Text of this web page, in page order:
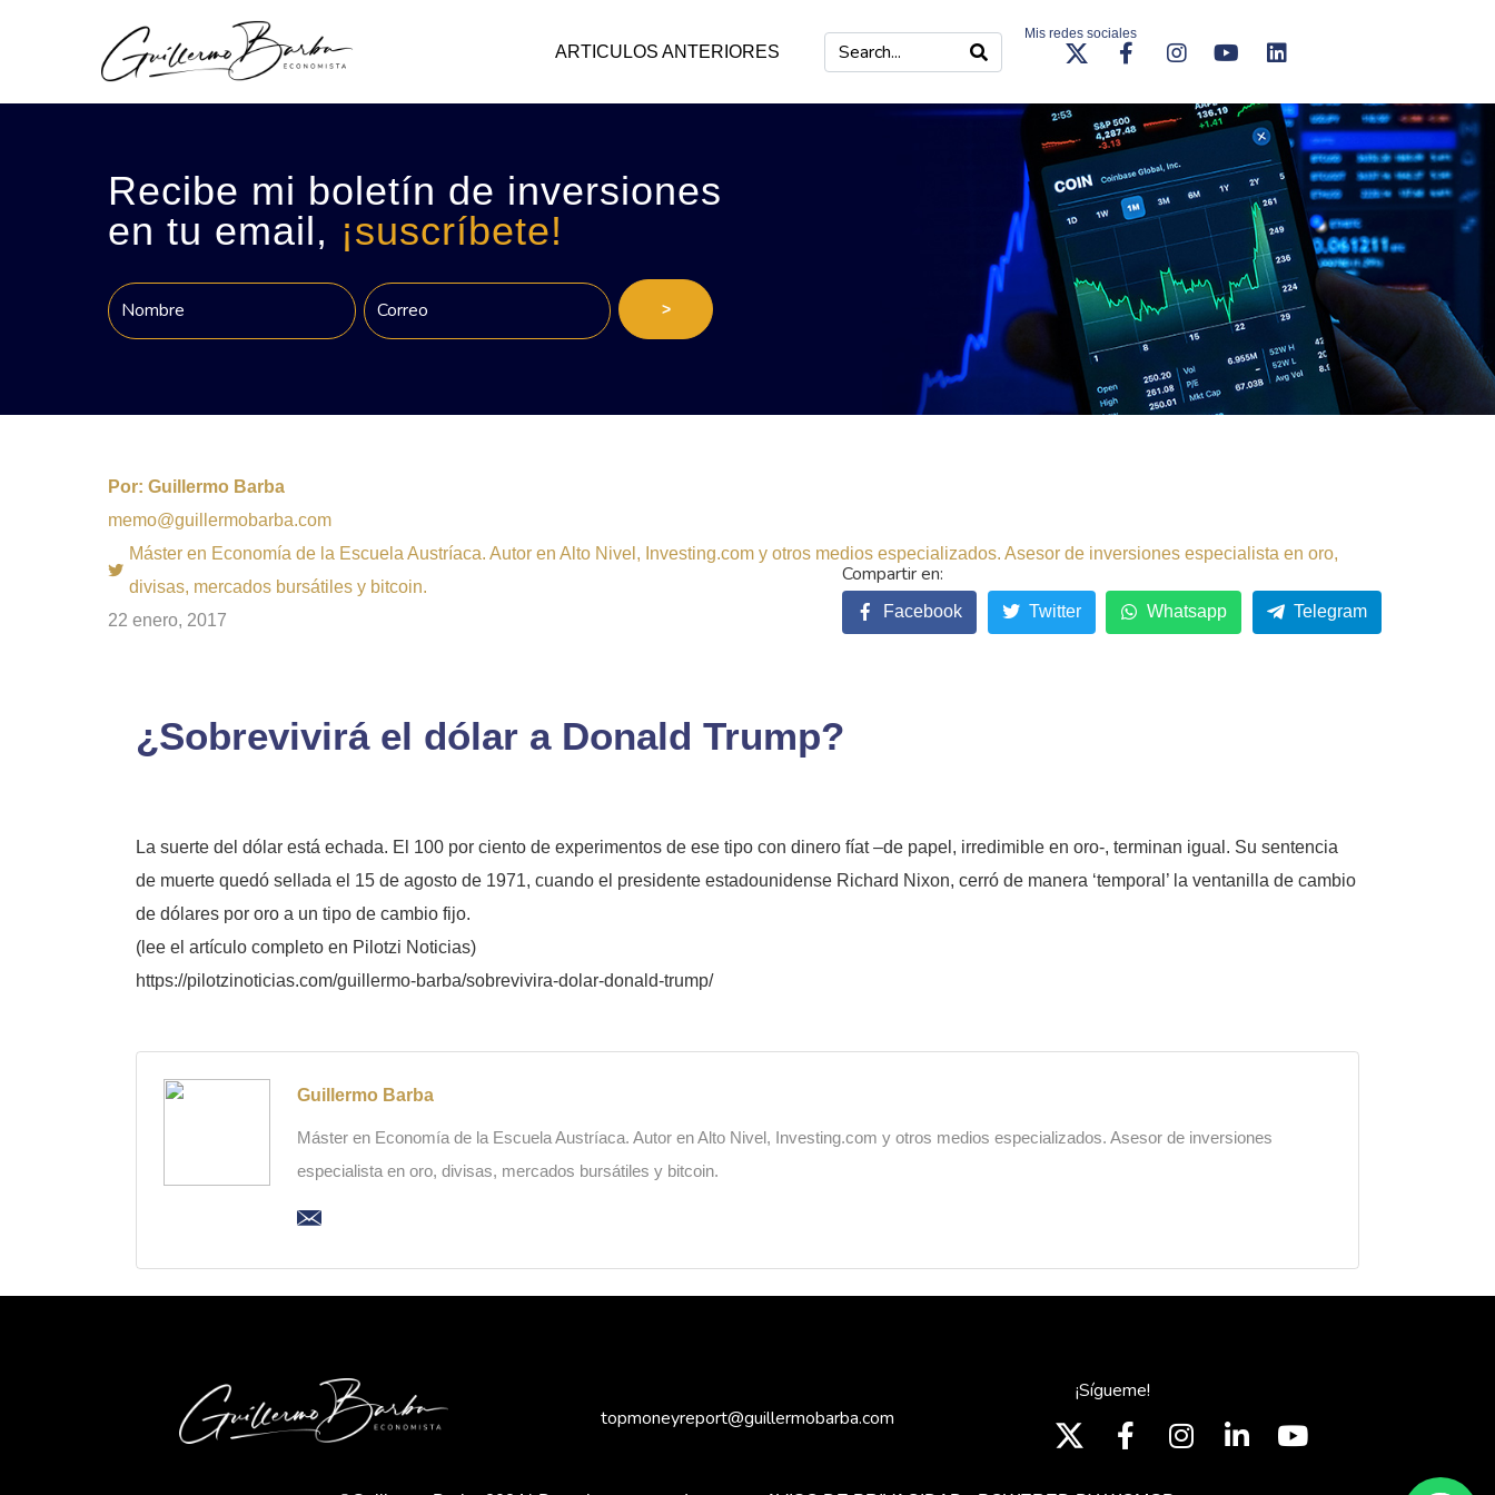
ARTICULOS ANTERIORES
Mis redes sociales
Recibe mi boletín de inversiones
en tu email, ¡suscríbete!
>
Por: Guillermo Barba
memo@guillermobarba.com
Máster en Economía de la Escuela Austríaca. Autor en Alto Nivel, Investing.com y otros medios especializados. Asesor de inversiones especialista en oro,
divisas, mercados bursátiles y bitcoin.
22 enero, 2017
¿Sobrevivirá el dólar a Donald Trump?
La suerte del dólar está echada. El 100 por ciento de experimentos de ese tipo con dinero fíat –de papel, irredimible en oro-, terminan igual. Su sentencia
de muerte quedó sellada el 15 de agosto de 1971, cuando el presidente estadounidense Richard Nixon, cerró de manera ‘temporal’ la ventanilla de cambio
de dólares por oro a un tipo de cambio fijo.
(lee el artículo completo en Pilotzi Noticias)
https://pilotzinoticias.com/guillermo-barba/sobrevivira-dolar-donald-trump/
Facebook Twitter Whatsapp Telegram
Guillermo Barba
Máster en Economía de la Escuela Austríaca. Autor en Alto Nivel, Investing.com y otros medios especializados. Asesor de inversiones
especialista en oro, divisas, mercados bursátiles y bitcoin.
topmoneyreport@guillermobarba.com
¡Sígueme!